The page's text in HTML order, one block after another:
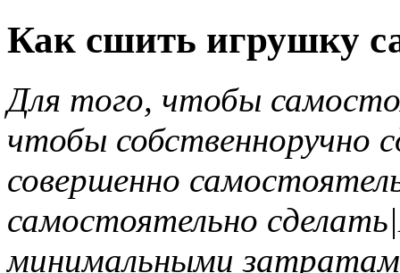
Как сшить игрушку
Для того, чтобы
чтобы собственноручно
совершенно
самостоятельно
минимальными